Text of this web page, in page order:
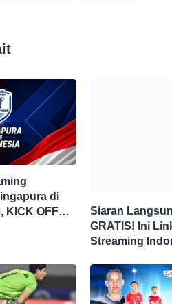
di
KICK OFF
Siaran
GRATIS! Ini
Streaming